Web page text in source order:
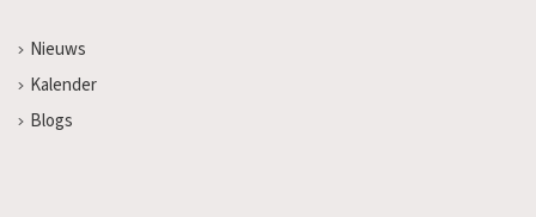
Nieuws
Kalender
Blogs